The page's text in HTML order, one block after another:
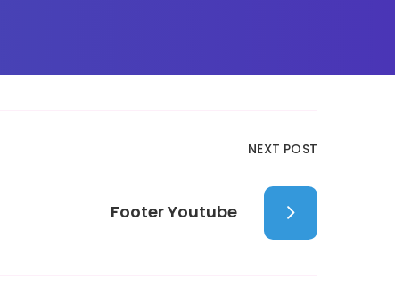
NEXT POST
Footer Youtube